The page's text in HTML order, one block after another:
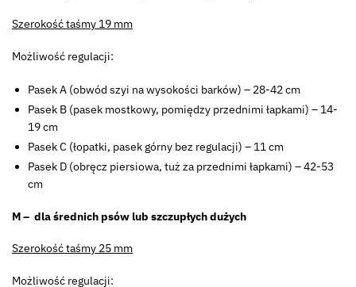
Szerokość taśmy 19 mm
Możliwość regulacji:
Pasek A (obwód szyi na wysokości barków) – 28-42 cm
Pasek B (pasek mostkowy, pomiędzy przednimi łapkami) – 14-
19 cm
Pasek C (łopatki, pasek górny bez regulacji) – 11 cm
Pasek D (obręcz piersiowa, tuż za przednimi łapkami) – 42-53
cm
M – dla średnich psów lub szczupłych dużych
Szerokość taśmy 25 mm
Możliwość regulacji: